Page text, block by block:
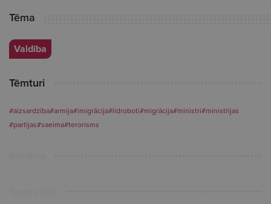
Tēma
Valdība
Tēmturi
#aizsardzība#armija#imigrācija#lidroboti#migrācija#ministri#ministrijas
#partijas#saeima#terorisms